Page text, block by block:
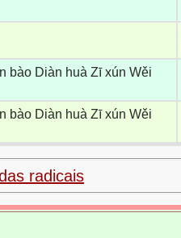
bào Diàn huà Zī xún Wěi
bào Diàn huà Zī xún Wěi
radicais